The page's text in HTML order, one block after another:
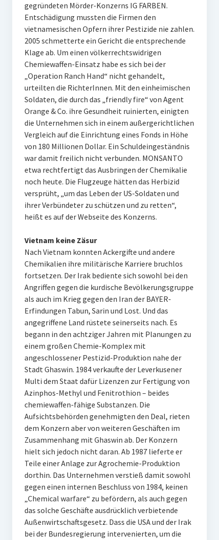
gegründeten Mörder-Konzerns IG FARBEN.
Entschädigung mussten die Firmen den
vietnamesischen Opfern ihrer Pestizide nie zahlen.
2005 schmetterte ein Gericht die entsprechende
Klage ab. Um einen völkerrechtswidrigen
Chemiewaffen-Einsatz habe es sich bei der
„Operation Ranch Hand“ nicht gehandelt,
urteilten die RichterInnen. Mit den einheimischen
Soldaten, die durch das „friendly fire“ von Agent
Orange & Co. ihre Gesundheit ruinierten, einigten
die Unternehmen sich in einem außergerichtlichen
Vergleich auf die Einrichtung eines Fonds in Höhe
von 180 Millionen Dollar. Ein Schuldeingeständnis
war damit freilich nicht verbunden. MONSANTO
etwa rechtfertigt das Ausbringen der Chemikalie
noch heute. Die Flugzeuge hätten das Herbizid
versprüht, „um das Leben der US-Soldaten und
ihrer Verbündeter zu schützen und zu retten“,
heißt es auf der Webseite des Konzerns.
Vietnam keine Zäsur
Nach Vietnam konnten Ackergifte und andere
Chemikalien ihre militärische Karriere bruchlos
fortsetzen. Der Irak bediente sich sowohl bei den
Angriffen gegen die kurdische Bevölkerungsgruppe
als auch im Krieg gegen den Iran der BAYER-
Erfindungen Tabun, Sarin und Lost. Und das
angegriffene Land rüstete seinerseits nach. Es
begann in den achtziger Jahren mit Planungen zu
einem großen Chemie-Komplex mit
angeschlossener Pestizid-Produktion nahe der
Stadt Ghaswin. 1984 verkaufte der Leverkusener
Multi dem Staat dafür Lizenzen zur Fertigung von
Azinphos-Methyl und Fenitrothion – beides
chemiewaffen-fähige Substanzen. Die
Aufsichtsbehörden genehmigten den Deal, rieten
dem Konzern aber von weiteren Geschäften im
Zusammenhang mit Ghaswin ab. Der Konzern
hielt sich jedoch nicht daran. Ab 1987 lieferte er
Teile einer Anlage zur Agrochemie-Produktion
dorthin. Das Unternehmen verstieß damit sowohl
gegen einen internen Beschluss von 1984, keinen
„Chemical warfare“ zu befördern, als auch gegen
das solche Geschäfte ausdrücklich verbietende
Außenwirtschaftsgesetz. Dass die USA und der Irak
bei der Bundesregierung intervenierten, um die